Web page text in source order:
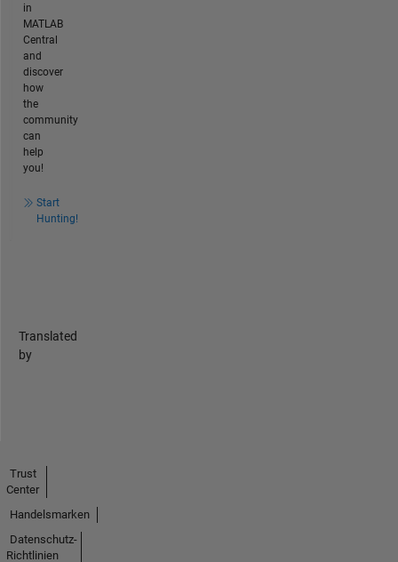
in
MATLAB
Central
and
discover
how
the
community
can
help
you!
Start
Hunting!
Translated
by
Trust
Center
Handelsmarken
Datenschutz-
Richtlinien